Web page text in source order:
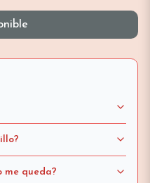
me queda?